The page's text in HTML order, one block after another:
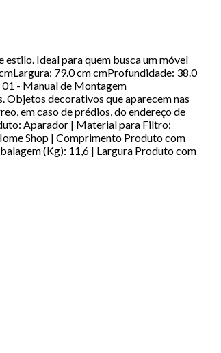
Ideal para quem busca um móvel
79.0 cm cmProfundidade: 38.0
- Manual de Montagem
Objetos decorativos que aparecem nas
em caso de prédios, do endereço de
Aparador | Material para Filtro:
Shop | Comprimento Produto com
(Kg): 11,6 | Largura Produto com